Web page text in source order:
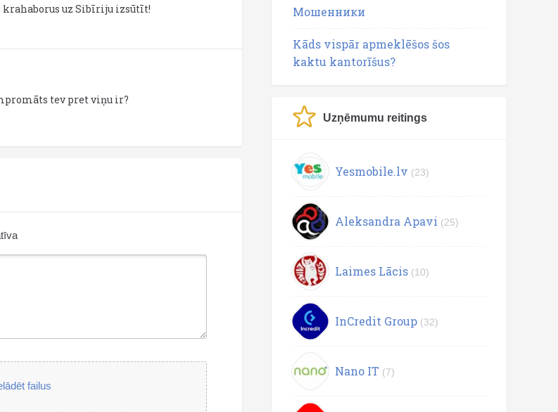
krahaborus uz Sibīriju izsūtīt!
tev pret viņu ir?
failus
Мошенники
Kāds vispār apmeklēšos šos
kaktu kantorīšus?
Uzņēmumu reitings
Yesmobile.lv (23)
Aleksandra Apavi (25)
Laimes Lācis (10)
InCredit Group (32)
Nano IT (7)